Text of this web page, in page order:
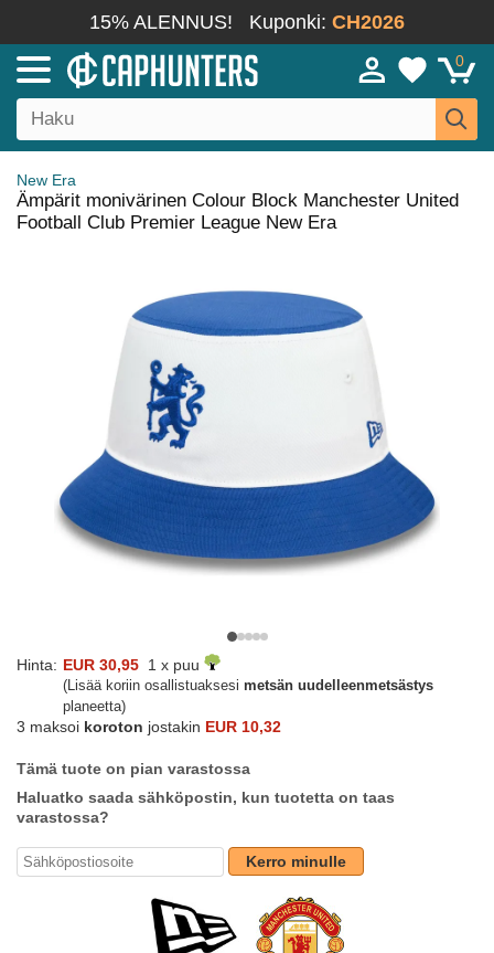
15% ALENNUS! Kuponki: CH2026
0
New Era
Ämpärit monivärinen Colour Block Manchester United
Football Club Premier League New Era
Hinta: EUR 30,95 1 x puu
(Lisää koriin osallistuaksesi metsän uudelleenmetsästys
planeetta)
3 maksoi koroton jostakin EUR 10,32
Tämä tuote on pian varastossa
Haluatko saada sähköpostin, kun tuotetta on taas
varastossa?
Kerro minulle